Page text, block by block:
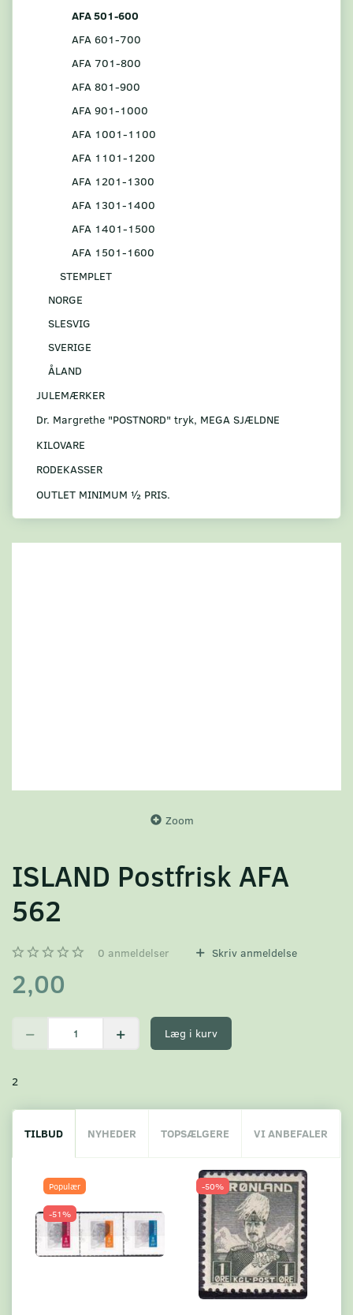
AFA 501-600
AFA 601-700
AFA 701-800
AFA 801-900
AFA 901-1000
AFA 1001-1100
AFA 1101-1200
AFA 1201-1300
AFA 1301-1400
AFA 1401-1500
AFA 1501-1600
STEMPLET
NORGE
SLESVIG
SVERIGE
ÅLAND
JULEMÆRKER
Dr. Margrethe "POSTNORD" tryk, MEGA SJÆLDNE
KILOVARE
RODEKASSER
OUTLET MINIMUM ½ PRIS.
Zoom
ISLAND Postfrisk AFA
562
0 anmeldelser Skriv anmeldelse
2,00
Læg i kurv
2
TILBUD NYHEDER TOPSÆLGERE VI ANBEFALER
Populær
-51%
-50%